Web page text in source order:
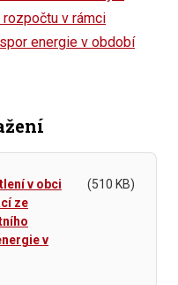
v rámci
energie v období
v obci
ze
v
(510 KB)